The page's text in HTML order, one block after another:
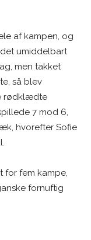
af kampen, og
umiddelbart
men takket
så blev
rødklædte
7 mod 6,
hvorefter Sofie
for fem kampe,
fornuftig